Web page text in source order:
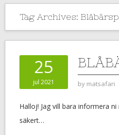
Tag Archives:
25
jul 2021 by matsafari
Halloj! Jag vill bara informera
säkert…